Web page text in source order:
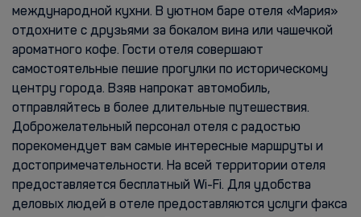
международной кухни. В уютном баре отеля «Мария»
отдохните с друзьями за бокалом вина или чашечкой
ароматного кофе. Гости отеля совершают
самостоятельные пешие прогулки по историческому
центру города. Взяв напрокат автомобиль,
отправляйтесь в более длительные путешествия.
Доброжелательный персонал отеля с радостью
порекомендует вам самые интересные маршруты и
достопримечательности. На всей территории отеля
предоставляется бесплатный Wi-Fi. Для удобства
деловых людей в отеле предоставляются услуги факса